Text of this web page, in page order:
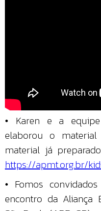
• Karen e a
elaborou o
material já
https://apmt.org.br/
• Fomos
encontro da Aliança